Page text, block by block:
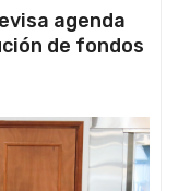
agenda
de fondos